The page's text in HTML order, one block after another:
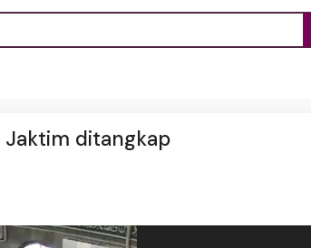
Jaktim ditangkap